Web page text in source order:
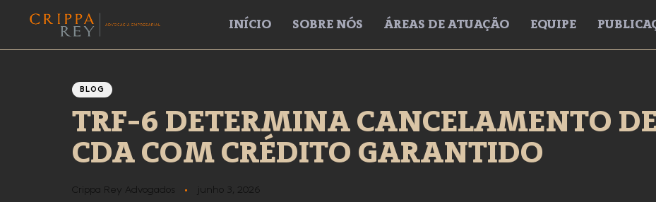
INÍCIO SOBRE NÓS ÁREAS DE ATUAÇÃO EQUIPE
BLOG
TRF-6 DETERMINA CANCELAMENTO DE
CDA COM CRÉDITO GARANTIDO
Crippa Rey Advogados junho 3, 2026